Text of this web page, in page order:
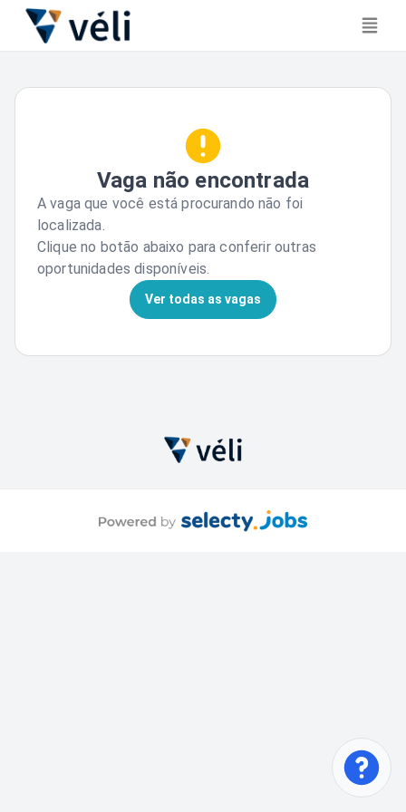
Vaga não encontrada
A vaga que você está procurando não foi
localizada.
Clique no botão abaixo para conferir outras
oportunidades disponíveis.
Ver todas as vagas